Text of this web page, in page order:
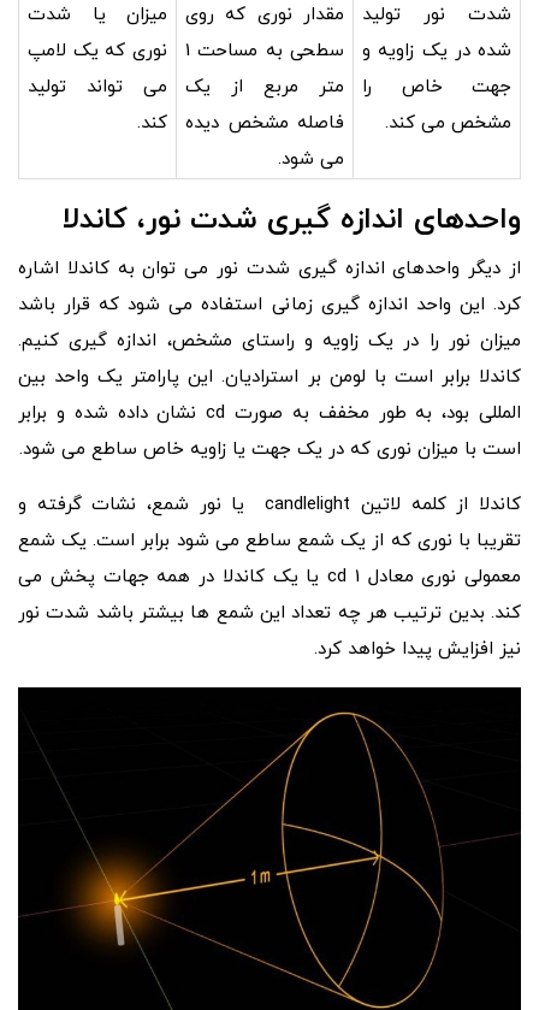
شدت نور تولید
شده در یک زاویه و
جهت خاص را
مشخص می کند.
مقدار نوری که روی
سطحی به مساحت 1
متر مربع از یک
فاصله مشخص دیده
می شود.
میزان یا شدت
نوری که یک لامپ
می تواند تولید
کند.
واحدهای اندازه گیری شدت نور، کاندلا
از دیگر واحدهای اندازه گیری شدت نور می توان به کاندلا اشاره
کرد. این واحد اندازه گیری زمانی استفاده می شود که قرار باشد
میزان نور را در یک زاویه و راستای مشخص، اندازه گیری کنیم.
کاندلا برابر است با لومن بر استرادیان. این پارامتر یک واحد بین
المللی بود، به طور مخفف به صورت cd نشان داده شده و برابر
است با میزان نوری که در یک جهت یا زاویه خاص ساطع می شود.
کاندلا از کلمه لاتین candlelight یا نور شمع، نشات گرفته و
تقریبا با نوری که از یک شمع ساطع می شود برابر است. یک شمع
معمولی نوری معادل 1 cd یا یک کاندلا در همه جهات پخش می
کند. بدین ترتیب هر چه تعداد این شمع ها بیشتر باشد شدت نور
نیز افزایش پیدا خواهد کرد.